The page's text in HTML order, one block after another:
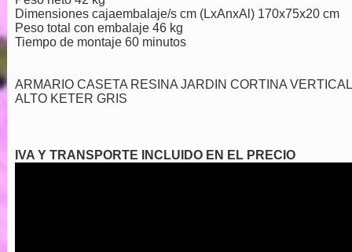
Dimensiones cajaembalaje/s cm (LxAnxAl) 170x75x20 cm
Peso total con embalaje 46 kg
Tiempo de montaje 60 minutos
ARMARIO CASETA RESINA JARDIN CORTINA VERTICAL
ALTO KETER GRIS
IVA Y TRANSPORTE INCLUIDO EN EL PRECIO